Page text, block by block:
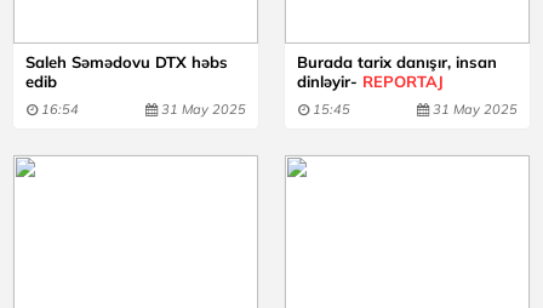
Saleh Səmədovu DTX həbs
edib
16:54 31 May 2025
Burada tarix danışır, insan
dinləyir- REPORTAJ
15:45 31 May 2025